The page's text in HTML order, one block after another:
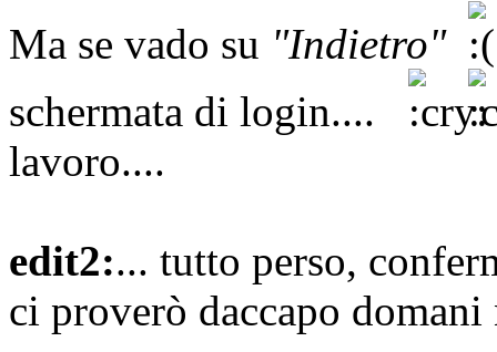
Ma se vado su "Indietro"
schermata di login....
lavoro....
edit2:... tutto perso,
ci proverò daccapo